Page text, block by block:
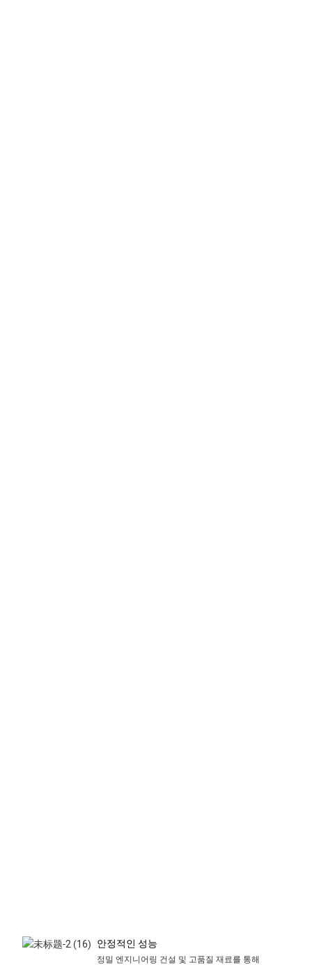
안정적인 성능
정밀 엔지니어링 건설 및 고품질 재료를 통해